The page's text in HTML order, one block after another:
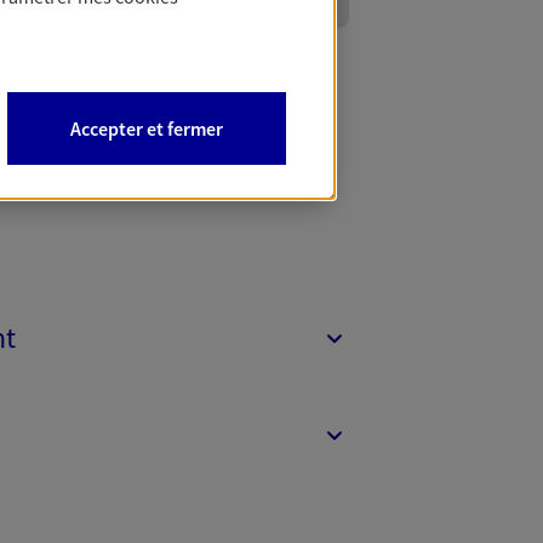
Accepter et fermer